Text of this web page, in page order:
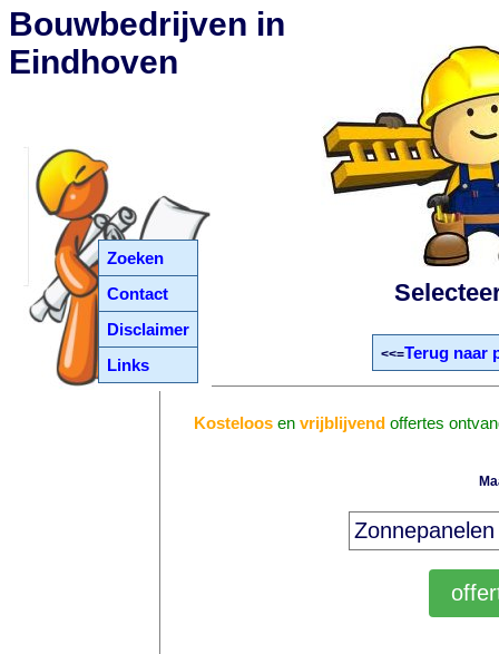
Zoeken
Contact
Disclaimer
Links
Bouwbedrijven in
Eindhoven
<<=Terug naar
Kosteloosen vrijblijvendoffertes